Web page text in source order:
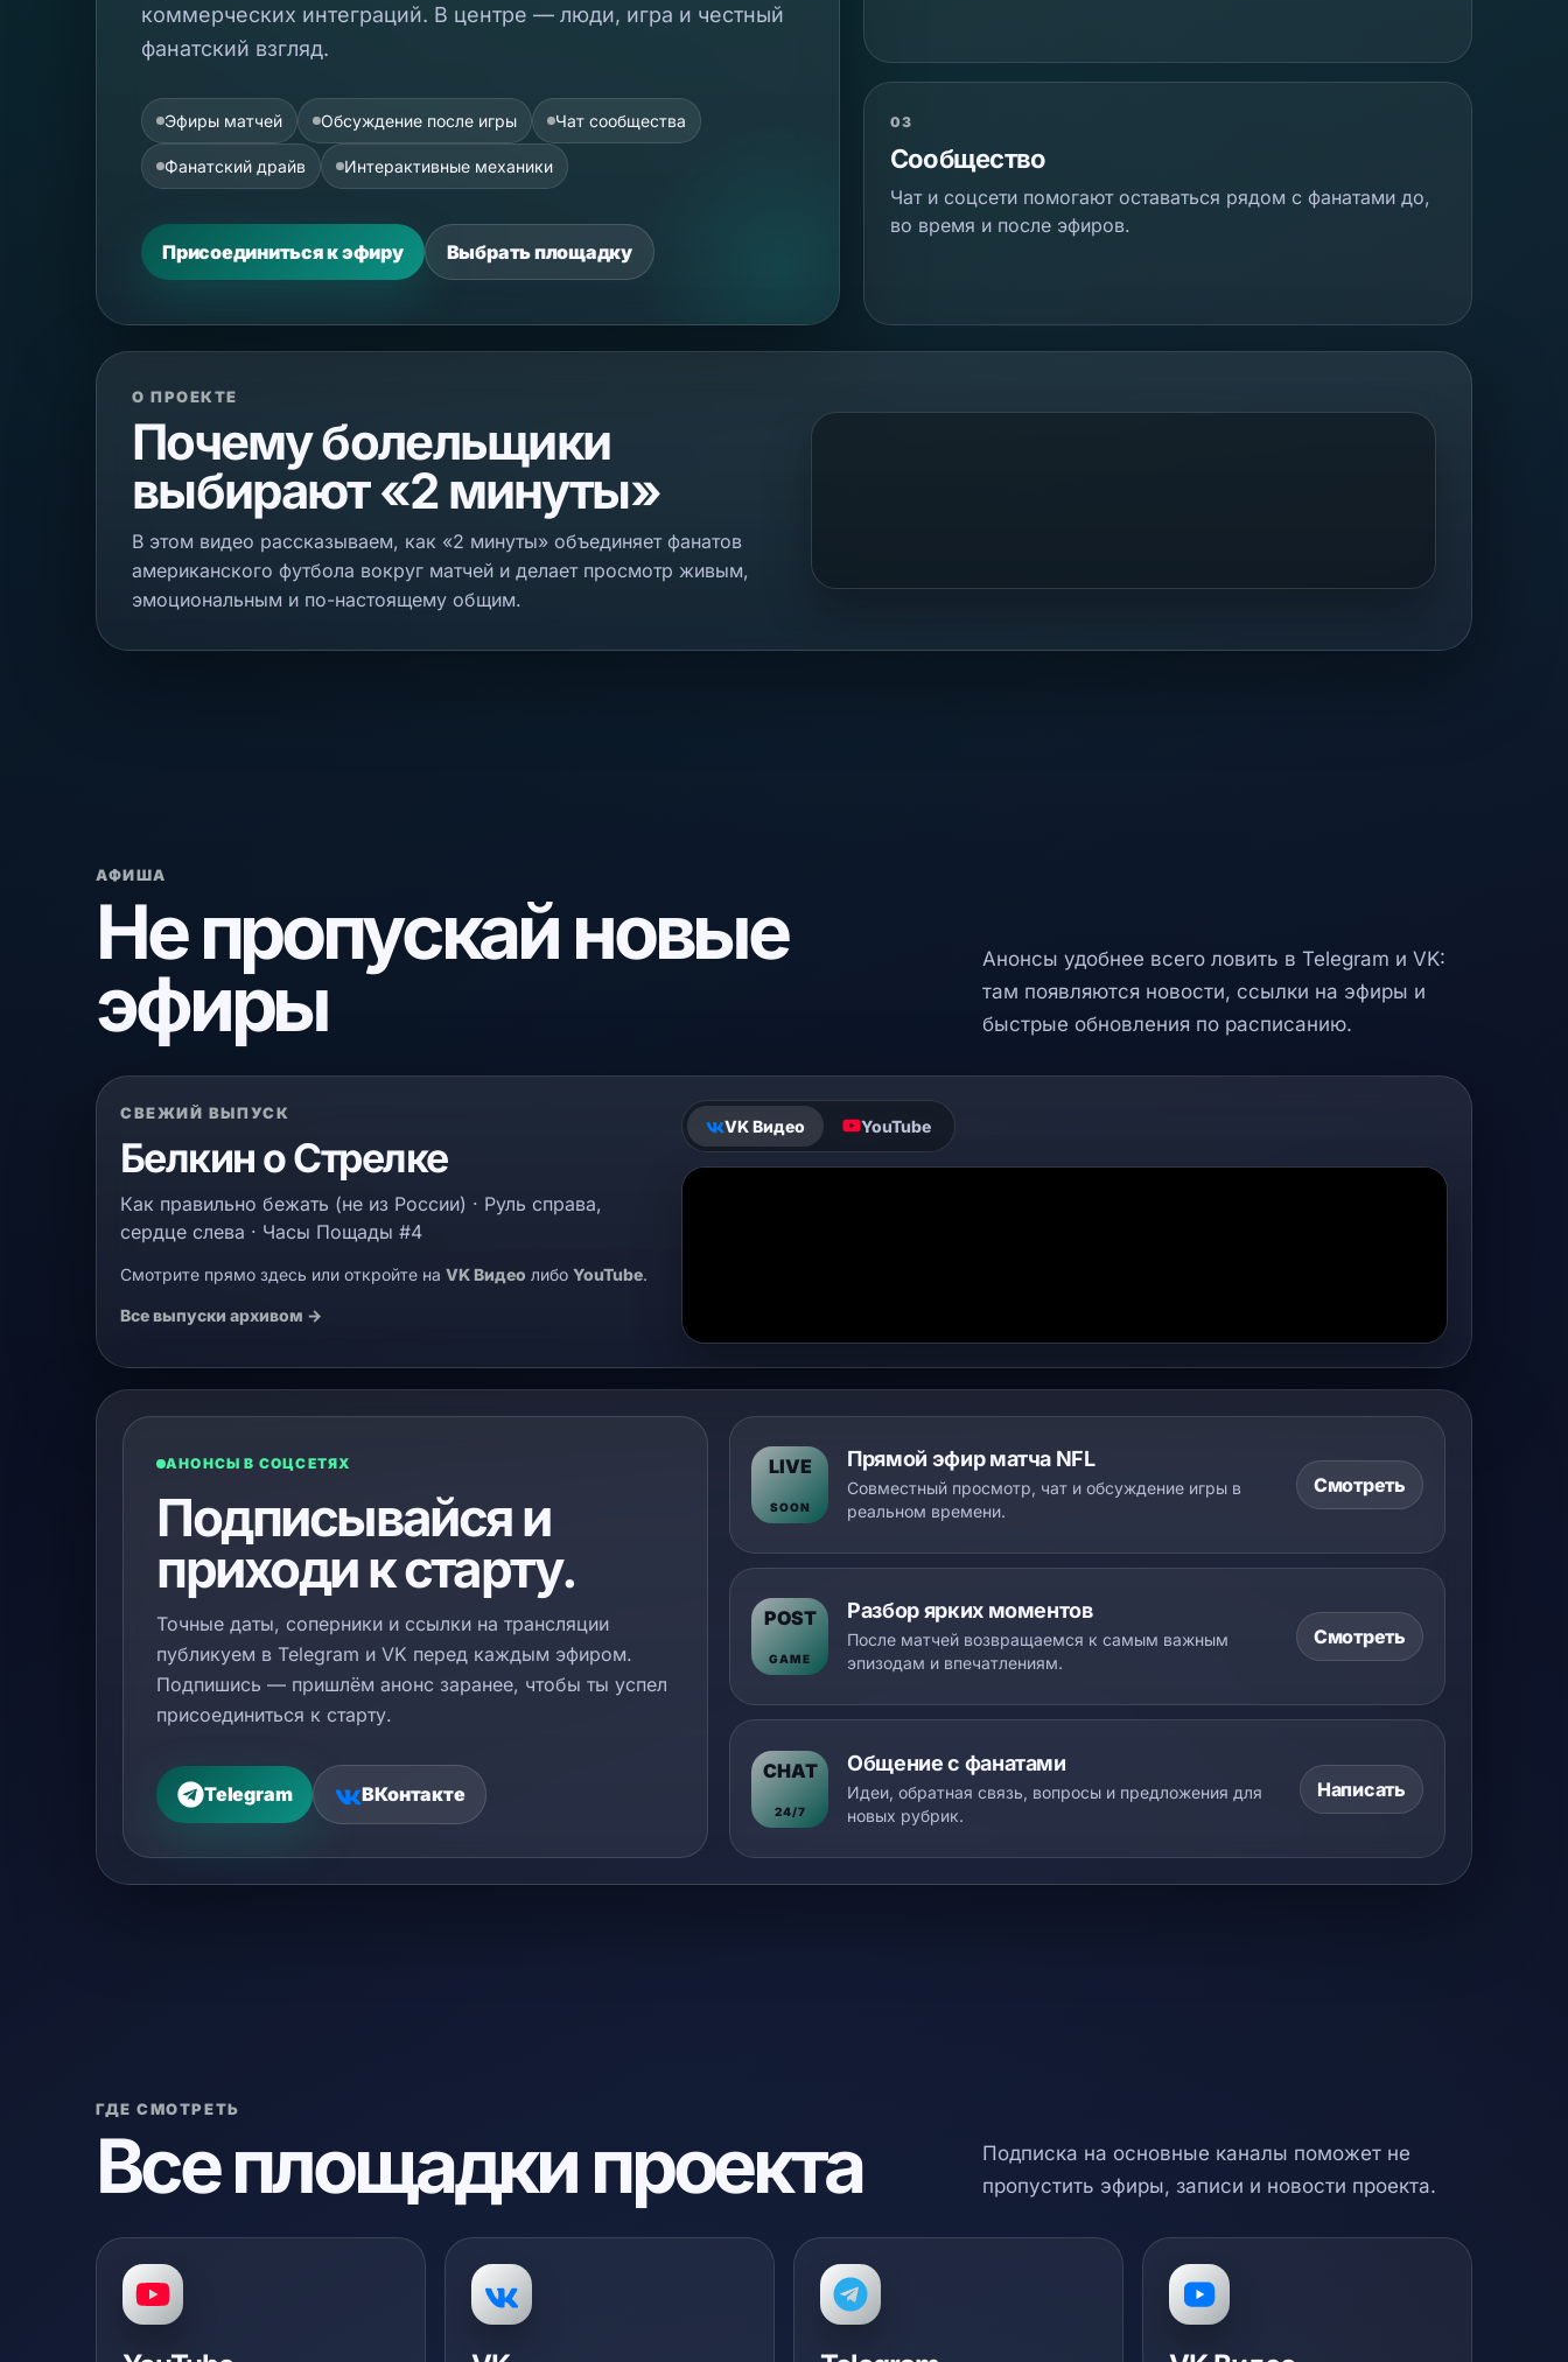
коммерческих интеграций. В центре — люди, игра и честный
фанатский взгляд.
Эфиры матчей Обсуждение после игры Чат сообщества
Фанатский драйв Интерактивные механики
Присоединиться к эфиру Выбрать площадку
03
Сообщество
Чат и соцсети помогают оставаться рядом с фанатами до,
во время и после эфиров.
О ПРОЕКТЕ
Почему болельщики
выбирают «2 минуты»
В этом видео рассказываем, как «2 минуты» объединяет фанатов
американского футбола вокруг матчей и делает просмотр живым,
эмоциональным и по-настоящему общим.
АФИША
Не пропускай новые
эфиры
Анонсы удобнее всего ловить в Telegram и VK:
там появляются новости, ссылки на эфиры и
быстрые обновления по расписанию.
СВЕЖИЙ ВЫПУСК
Белкин о Стрелке
Как правильно бежать (не из России) · Руль справа,
сердце слева · Часы Пощады #4
Смотрите прямо здесь или откройте на VK Видео либо YouTube.
Все выпуски архивом →
VK Видео YouTube
АНОНСЫ В СОЦСЕТЯХ
Подписывайся и
приходи к старту.
Точные даты, соперники и ссылки на трансляции
публикуем в Telegram и VK перед каждым эфиром.
Подпишись — пришлём анонс заранее, чтобы ты успел
присоединиться к старту.
Telegram ВКонтакте
LIVE
SOON
Прямой эфир матча NFL
Совместный просмотр, чат и обсуждение игры в
реальном времени.
Смотреть
POST
GAME
Разбор ярких моментов
После матчей возвращаемся к самым важным
эпизодам и впечатлениям.
Смотреть
CHAT
24/7
Общение с фанатами
Идеи, обратная связь, вопросы и предложения для
новых рубрик.
Написать
ГДЕ СМОТРЕТЬ
Все площадки проекта
Подписка на основные каналы поможет не
пропустить эфиры, записи и новости проекта.